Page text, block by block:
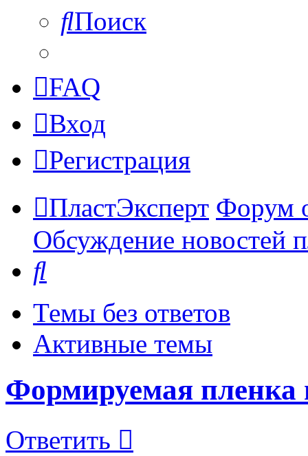
Поиск
FAQ
Вход
Регистрация
ПластЭксперт Форум
Обсуждение новостей
Темы без ответов
Активные темы
Формируемая пленка
Ответить